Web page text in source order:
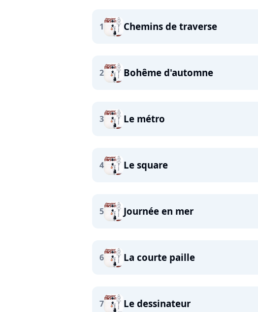
1 Chemins de traverse
2 Bohême d'automne
3 Le métro
4 Le square
5 Journée en mer
6 La courte paille
7 Le dessinateur